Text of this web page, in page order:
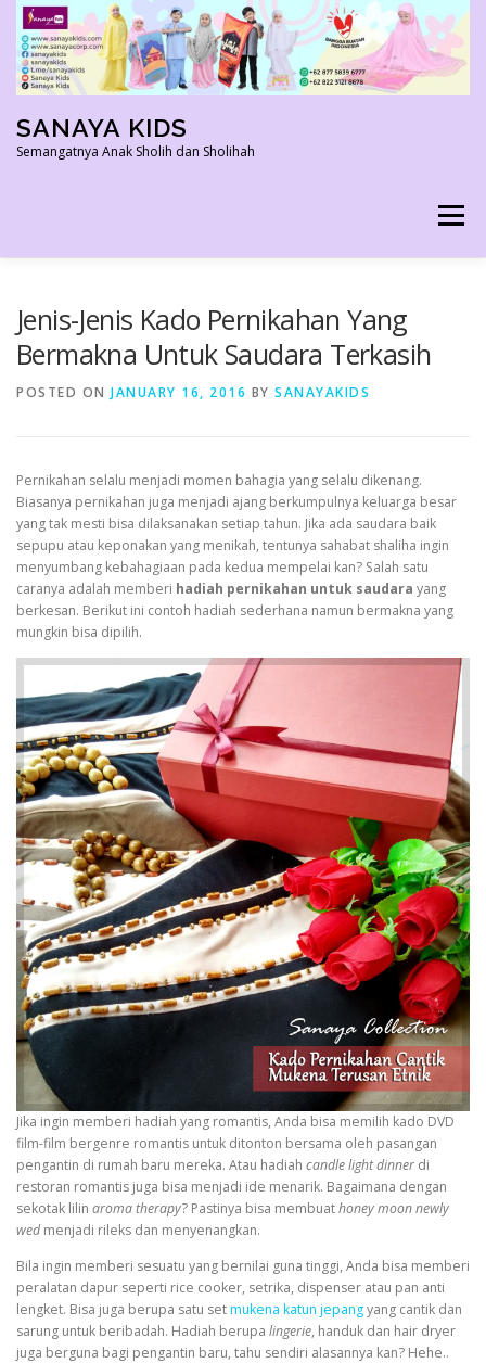
Skip
content
SANAYA KIDS
Semangatnya Anak Sholih dan Sholihah
Menu
Jenis-Jenis Kado Pernikahan Yang
Bermakna Untuk Saudara Terkasih
POSTED ON JANUARY 16, 2016 BY SANAYAKIDS
Pernikahan selalu menjadi momen bahagia yang selalu dikenang.
Biasanya pernikahan juga menjadi ajang berkumpulnya keluarga besar
yang tak mesti bisa dilaksanakan setiap tahun. Jika ada saudara baik
sepupu atau keponakan yang menikah, tentunya sahabat shaliha ingin
menyumbang kebahagiaan pada kedua mempelai kan? Salah satu
caranya adalah memberi hadiah pernikahan untuk saudara yang
berkesan. Berikut ini contoh hadiah sederhana namun bermakna yang
mungkin bisa dipilih.
Jika ingin memberi hadiah yang romantis, Anda bisa memilih kado DVD
film-film bergenre romantis untuk ditonton bersama oleh pasangan
pengantin di rumah baru mereka. Atau hadiah candle light dinner di
restoran romantis juga bisa menjadi ide menarik. Bagaimana dengan
sekotak lilin aroma therapy? Pastinya bisa membuathoney moon newly
wedmenjadi rileks dan menyenangkan.
Bila ingin memberi sesuatu yang bernilai guna tinggi, Anda bisa memberi
peralatan dapur seperti rice cooker, setrika, dispenser atau pan anti
lengket. Bisa juga berupa satu setmukena katun jepangyang cantik dan
sarung untuk beribadah. Hadiah berupa lingerie, handuk dan hair dryer
juga berguna bagi pengantin baru, tahu sendiri alasannya kan? Hehe..